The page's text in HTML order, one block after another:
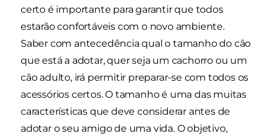
certo é importante para garantir que todos
estarão confortáveis com o novo ambiente.
Saber com antecedência qual o tamanho do cão
que está a adotar, quer seja um cachorro ou um
cão adulto, irá permitir preparar-se com todos os
acessórios certos. O tamanho é uma das muitas
características que deve considerar antes de
adotar o seu amigo de uma vida. O objetivo,